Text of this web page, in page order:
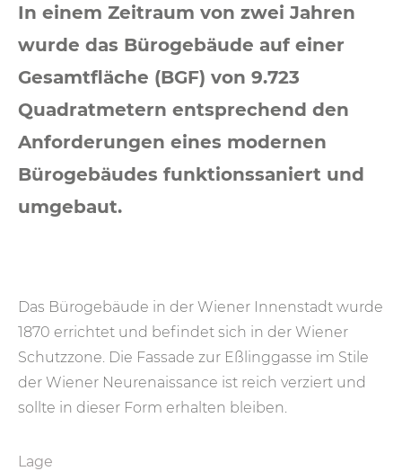
In einem Zeitraum von zwei Jahren
wurde das Bürogebäude auf einer
Gesamtfläche (BGF) von 9.723
Quadratmetern entsprechend den
Anforderungen eines modernen
Bürogebäudes funktionssaniert und
umgebaut.
Das Bürogebäude in der Wiener Innenstadt wurde
1870 errichtet und befindet sich in der Wiener
Schutzzone. Die Fassade zur Eßlinggasse im Stile
der Wiener Neurenaissance ist reich verziert und
sollte in dieser Form erhalten bleiben.
Lage